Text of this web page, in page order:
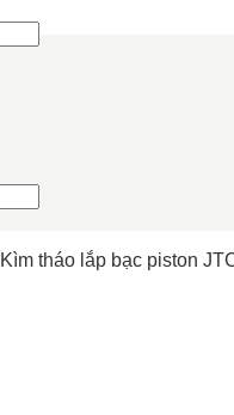
tháo lắp bạc piston